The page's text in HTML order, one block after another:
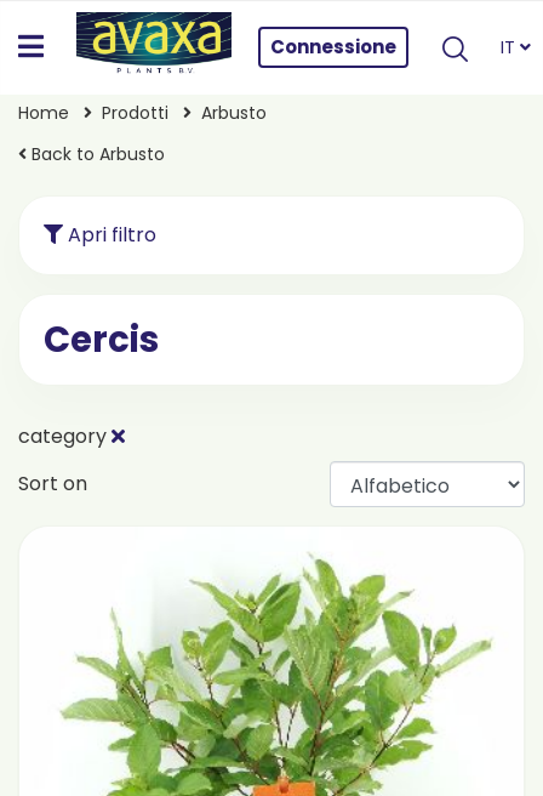
Connessione IT
Home Prodotti
Arbusto
Back to Arbusto
Apri filtro
Cercis
category
Sort on